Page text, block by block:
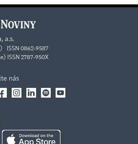
a.s.
ISSN 0862-9587
ISSN 2787-950X
nás